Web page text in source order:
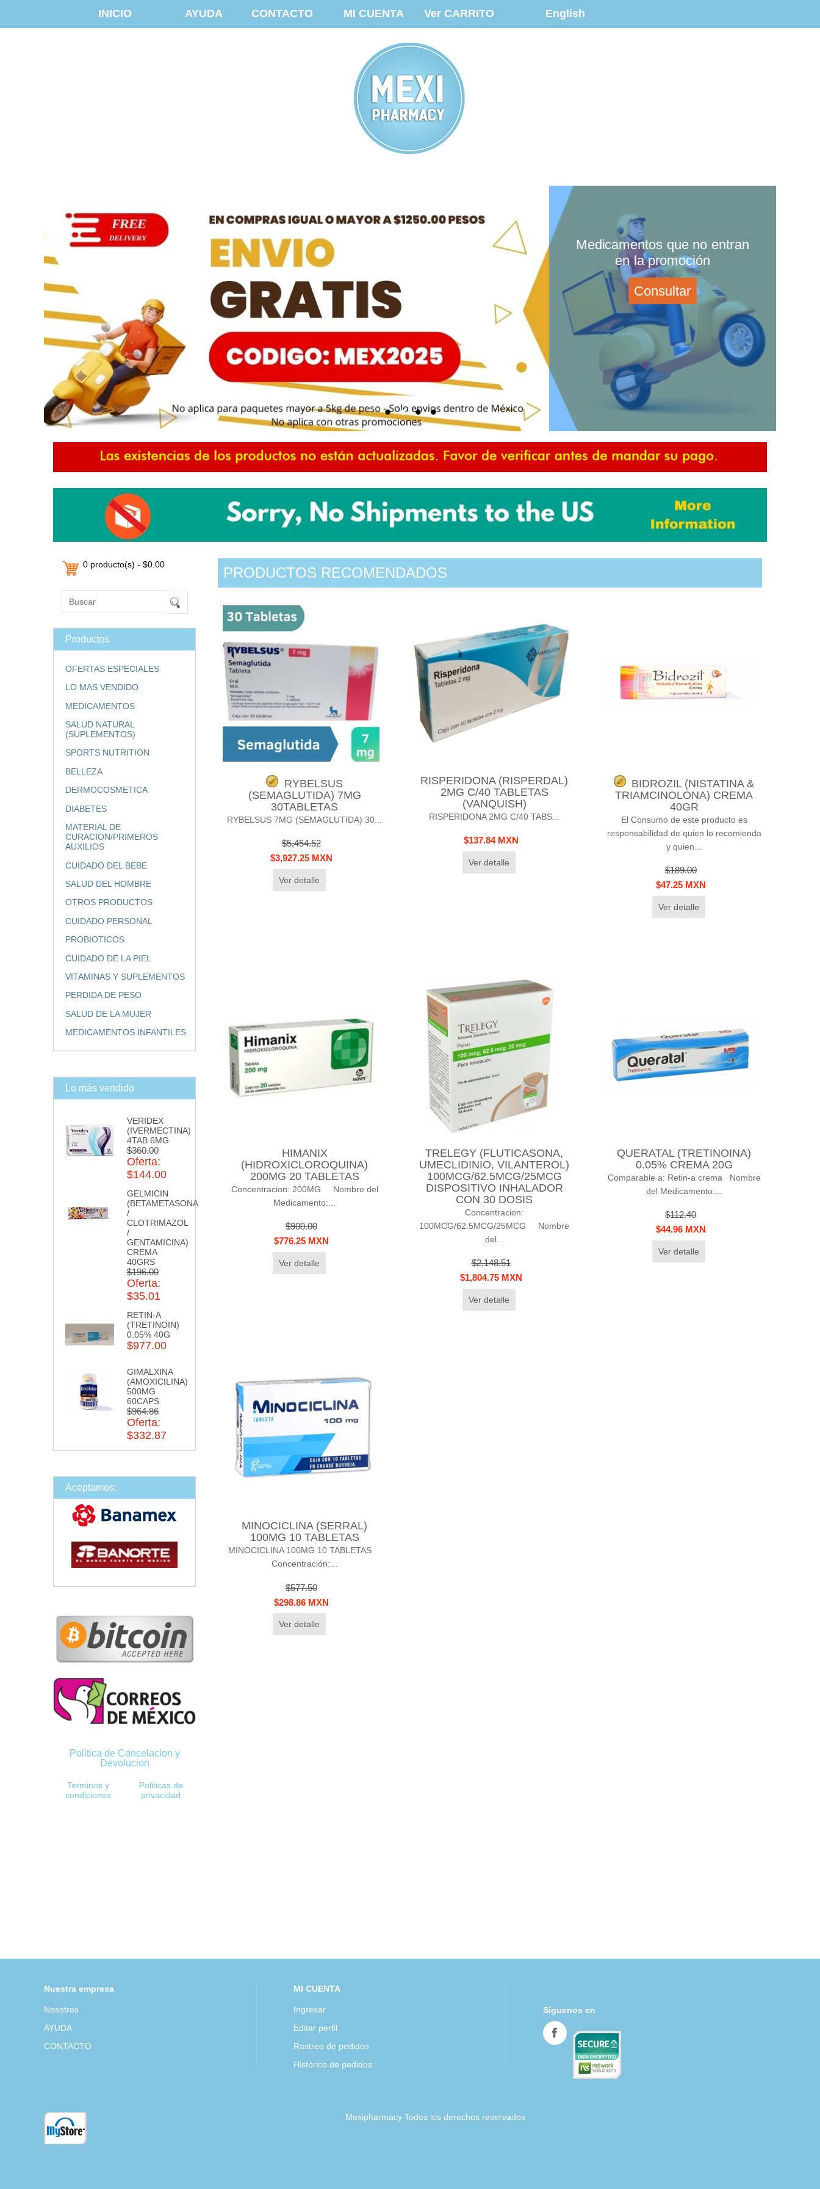
INICIO AYUDA CONTACTO MI CUENTA Ver CARRITO English
Medicamentos que no entran
en la promoción
Consultar
0 producto(s) - $0.00
Productos
OFERTAS ESPECIALES
LO MAS VENDIDO
MEDICAMENTOS
SALUD NATURAL
(SUPLEMENTOS)
SPORTS NUTRITION
BELLEZA
DERMOCOSMETICA
DIABETES
MATERIAL DE
CURACION/PRIMEROS
AUXILIOS
CUIDADO DEL BEBE
SALUD DEL HOMBRE
OTROS PRODUCTOS
CUIDADO PERSONAL
PROBIOTICOS
CUIDADO DE LA PIEL
VITAMINAS Y SUPLEMENTOS
PERDIDA DE PESO
SALUD DE LA MUJER
MEDICAMENTOS INFANTILES
Lo más vendido
VERIDEX
(IVERMECTINA)
4TAB 6MG
$360.00
Oferta:
$144.00
GELMICIN
(BETAMETASONA
/
CLOTRIMAZOL
/
GENTAMICINA)
CREMA
40GRS
$196.00
Oferta:
$35.01
RETIN-A
(TRETINOIN)
0.05% 40G
$977.00
GIMALXINA
(AMOXICILINA)
500MG
60CAPS
$964.86
Oferta:
$332.87
Aceptamos:
Politica de Cancelacion y
Devolucion
Terminos y
condiciones
Politicas de
privacidad
PRODUCTOS RECOMENDADOS
RYBELSUS
(SEMAGLUTIDA) 7MG
30TABLETAS
RYBELSUS 7MG (SEMAGLUTIDA) 30...
$5,454.52
$3,927.25 MXN
Ver detalle
RISPERIDONA (RISPERDAL)
2MG C/40 TABLETAS
(VANQUISH)
RISPERIDONA 2MG C/40 TABS...
$137.84 MXN
Ver detalle
BIDROZIL (NISTATINA &
TRIAMCINOLONA) CREMA
40GR
El Consumo de este producto es
responsabilidad de quien lo recomienda
y quien...
$189.00
$47.25 MXN
Ver detalle
HIMANIX
(HIDROXICLOROQUINA)
200MG 20 TABLETAS
Concentracion: 200MG Nombre del
Medicamento:...
$900.00
$776.25 MXN
Ver detalle
TRELEGY (FLUTICASONA,
UMECLIDINIO, VILANTEROL)
100MCG/62.5MCG/25MCG
DISPOSITIVO INHALADOR
CON 30 DOSIS
Concentracion:
100MCG/62.5MCG/25MCG Nombre
del...
$2,148.51
$1,804.75 MXN
Ver detalle
QUERATAL (TRETINOINA)
0.05% CREMA 20G
Comparable a: Retin-a crema Nombre
del Medicamento:...
$112.40
$44.96 MXN
Ver detalle
MINOCICLINA (SERRAL)
100MG 10 TABLETAS
MINOCICLINA 100MG 10 TABLETAS
Concentración:...
$577.50
$298.86 MXN
Ver detalle
Nuestra empresa
Nosotros
AYUDA
CONTACTO
MI CUENTA
Ingresar
Editar perfil
Rastreo de pedidos
Histórico de pedidos
Síguenos en
Mexipharmacy Todos los derechos reservados